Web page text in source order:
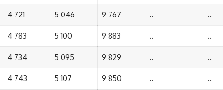
4 721 5 046 9 767 .. ..
4 783 5 100 9 883 .. ..
4 734 5 095 9 829 .. ..
4 743 5 107 9 850 .. ..